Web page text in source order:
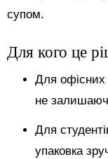
супом.
Для кого це
Для офісних
не
Для
упаковка